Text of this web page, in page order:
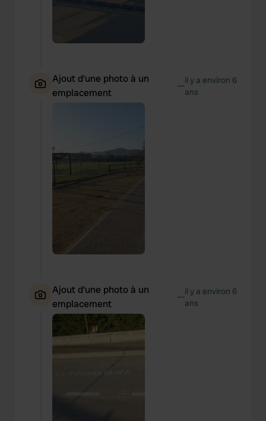
Ajout d'une photo à un
emplacement
—il y a environ 6
ans
Ajout d'une photo à un
emplacement
—il y a environ 6
ans